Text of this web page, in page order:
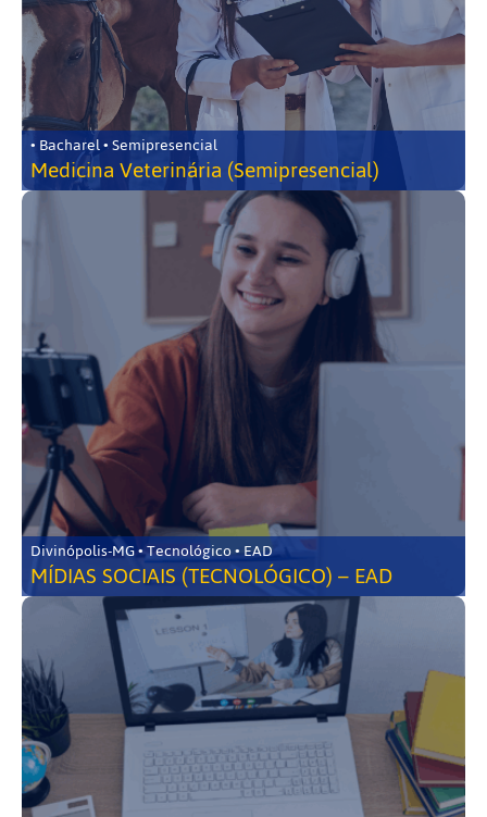
• Bacharel • Semipresencial
Medicina Veterinária (Semipresencial)
Divinópolis-MG • Tecnológico • EAD
MÍDIAS SOCIAIS (TECNOLÓGICO) – EAD